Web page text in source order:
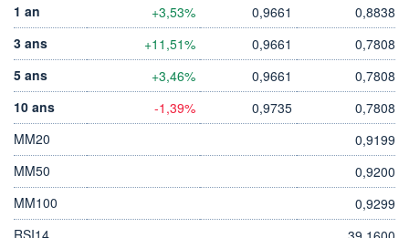
1 an
+3,53% 0,9661
0,8838
3 ans
+11,51% 0,9661
0,7808
5 ans
+3,46% 0,9661
0,7808
10 ans
-1,39% 0,9735
0,7808
MM20
0,9199
MM50
0,9200
MM100
0,9299
RSI14